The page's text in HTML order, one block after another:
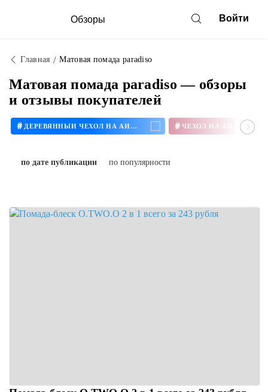
Обзоры Войти
Главная Матовая помада paradiso
Матовая помада paradiso — обзоры
и отзывы покупателей
# ДЕРЕВЯННЫЙ ЧЕХОЛ НА АЙФОН # ЧЕХОЛ НА АЙФОН 11
по дате публикации по популярности